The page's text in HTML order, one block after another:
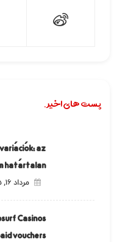
پست های اخیر.
az
határtalan
مرداد ۱۶, ۱۴۰۵
Casinos
vouchers